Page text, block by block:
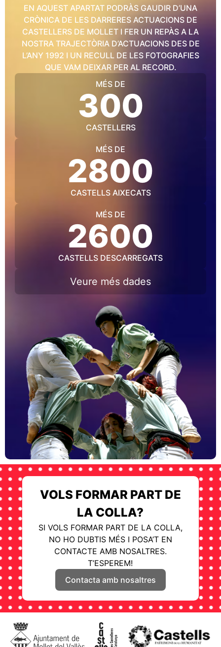
EN AQUEST APARTAT PODRÀS GAUDIR D’UNA
CRÒNICA DE LES DARRERES ACTUACIONS DE
CASTELLERS DE MOLLET I FER UN REPÀS A LA
NOSTRA TRAJECTÒRIA D’ACTUACIONS DES DE
L’ANY 1992 I UN RECULL DE LES FOTOGRAFIES
QUE VAM DEIXAR PER AL RECORD.
MÉS DE
300
CASTELLERS
MÉS DE
2800
CASTELLS AIXECATS
MÉS DE
2600
CASTELLS DESCARREGATS
Veure més dades
VOLS FORMAR PART DE
LA COLLA?
SI VOLS FORMAR PART DE LA COLLA,
NO HO DUBTIS MÉS I POSA’T EN
CONTACTE AMB NOSALTRES.
T’ESPEREM!
Contacta amb nosaltres